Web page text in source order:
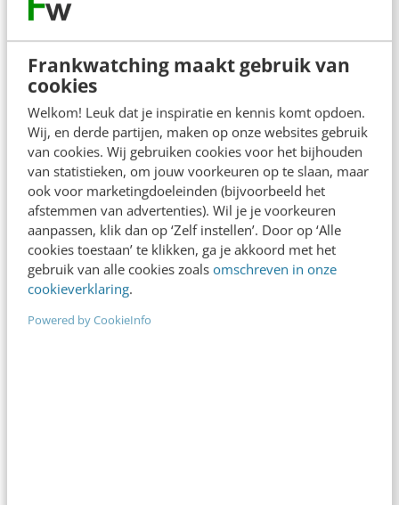
Frankwatching maakt gebruik van
cookies
Welkom! Leuk dat je inspiratie en kennis komt opdoen.
Wij, en derde partijen, maken op onze websites gebruik
van cookies. Wij gebruiken cookies voor het bijhouden
van statistieken, om jouw voorkeuren op te slaan, maar
ook voor marketingdoeleinden (bijvoorbeeld het
afstemmen van advertenties). Wil je je voorkeuren
aanpassen, klik dan op ‘Zelf instellen’. Door op ‘Alle
cookies toestaan’ te klikken, ga je akkoord met het
gebruik van alle cookies zoals omschreven in onze
cookieverklaring.
Powered by CookieInfo
Deze organisaties gingen je
voor